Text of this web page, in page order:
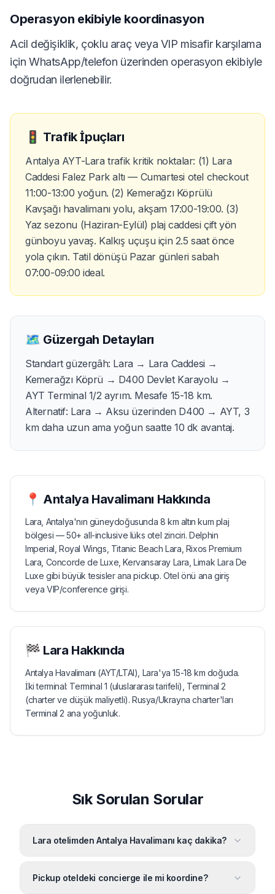
Operasyon ekibiyle koordinasyon
Acil değişiklik, çoklu araç veya VIP misafir karşılama
için WhatsApp/telefon üzerinden operasyon ekibiyle
doğrudan ilerlenebilir.
🚦 Trafik İpuçları
Antalya AYT-Lara trafik kritik noktalar: (1) Lara
Caddesi Falez Park altı — Cumartesi otel checkout
11:00-13:00 yoğun. (2) Kemerağzı Köprülü
Kavşağı havalimanı yolu, akşam 17:00-19:00. (3)
Yaz sezonu (Haziran-Eylül) plaj caddesi çift yön
günboyu yavaş. Kalkış uçuşu için 2.5 saat önce
yola çıkın. Tatil dönüşü Pazar günleri sabah
07:00-09:00 ideal.
🗺️ Güzergah Detayları
Standart güzergâh: Lara → Lara Caddesi →
Kemerağzı Köprü → D400 Devlet Karayolu →
AYT Terminal 1/2 ayrım. Mesafe 15-18 km.
Alternatif: Lara → Aksu üzerinden D400 → AYT, 3
km daha uzun ama yoğun saatte 10 dk avantaj.
📍 Antalya Havalimanı Hakkında
Lara, Antalya'nın güneydoğusunda 8 km altın kum plaj
bölgesi — 50+ all-inclusive lüks otel zinciri. Delphin
Imperial, Royal Wings, Titanic Beach Lara, Rixos Premium
Lara, Concorde de Luxe, Kervansaray Lara, Limak Lara De
Luxe gibi büyük tesisler ana pickup. Otel önü ana giriş
veya VIP/conference girişi.
🏁 Lara Hakkında
Antalya Havalimanı (AYT/LTAI), Lara'ya 15-18 km doğuda.
İki terminal: Terminal 1 (uluslararası tarifeli), Terminal 2
(charter ve düşük maliyetli). Rusya/Ukrayna charter'ları
Terminal 2 ana yoğunluk.
Sık Sorulan Sorular
Lara otelimden Antalya Havalimanı kaç dakika?
Pickup oteldeki concierge ile mi koordine?